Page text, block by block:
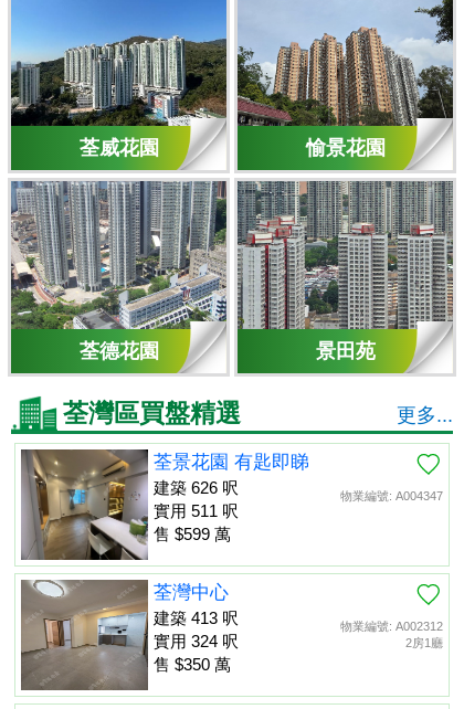
荃威花園
荃德花園
愉景花園
景田苑
荃灣區買盤精選 更多...
物業編號: A004347
荃景花園 有匙即睇
建築 626 呎
實用 511 呎
售 $599 萬
物業編號: A002312
2房1廳
荃灣中心
建築 413 呎
實用 324 呎
售 $350 萬